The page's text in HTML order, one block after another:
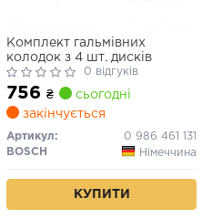
Комплект гальмівних
колодок з 4 шт. дисків
0 відгуків
756 ₴
сьогодні
закінчується
Артикул:
0 986 461 131
BOSCH
Німеччина
КУПИТИ